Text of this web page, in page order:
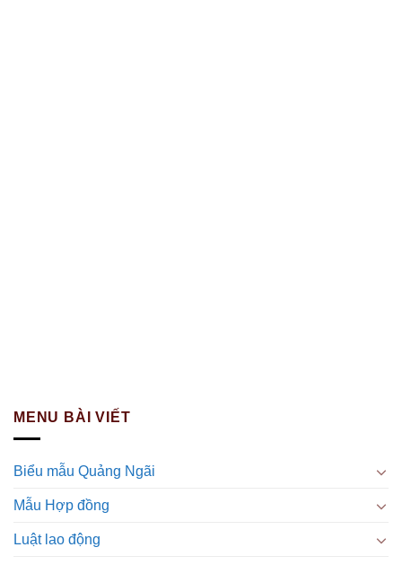
MENU BÀI VIẾT
Biểu mẫu Quảng Ngãi
Mẫu Hợp đồng
Luật lao động